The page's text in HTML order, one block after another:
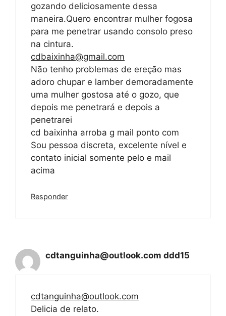
gozando deliciosamente dessa
maneira.Quero encontrar mulher fogosa
para me penetrar usando consolo preso
na cintura.
cdbaixinha@gmail.com
Não tenho problemas de ereção mas
adoro chupar e lamber demoradamente
uma mulher gostosa até o gozo, que
depois me penetrará e depois a
penetrarei
cd baixinha arroba g mail ponto com
Sou pessoa discreta, excelente nível e
contato inicial somente pelo e mail
acima
Responder
cdtanguinha@outlook.com ddd15
cdtanguinha@outlook.com
Delicia de relato.